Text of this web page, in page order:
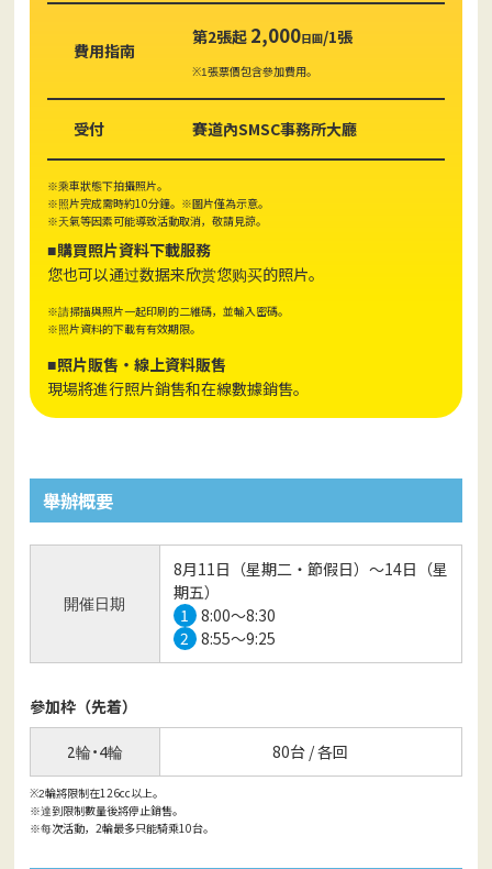
費用指南
第2張起 2,000日圓/1張
※1張票價包含參加費用。
受付 賽道內SMSC事務所大廳
※乘車狀態下拍攝照片。
※照片完成需時約10分鐘。※圖片僅為示意。
※天氣等因素可能導致活動取消，敬請見諒。
購買照片資料下載服務
您也可以通过数据来欣赏您购买的照片。
※請掃描與照片一起印刷的二維碼，並輸入密碼。
※照片資料的下載有有效期限。
照片販售・線上資料販售
現場將進行照片銷售和在線數據銷售。
舉辦概要
開催日期
8月11日（星期二・節假日）〜14日（星
期五）
1
8:00〜8:30
2 8:55〜9:25
參加枠（先着）
2輪・4輪 80台 / 各回
※2輪將限制在126cc以上。
※達到限制數量後將停止銷售。
※每次活動，2輪最多只能騎乘10台。